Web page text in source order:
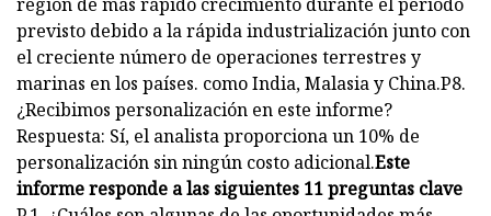
previsto debido a la rápida industrialización junto con
el creciente número de operaciones terrestres y
marinas en los países. como India, Malasia y China.P8.
¿Recibimos personalización en este informe?
Respuesta: Sí, el analista proporciona un 10% de
personalización sin ningún costo adicional.Este
informe responde a las siguientes 11 preguntas clave